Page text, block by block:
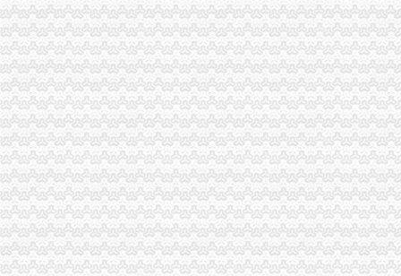
一般纳税人资格认定的基本规则_东奥会计在线
增值税一般纳税人资格认定再提速-新华网
一般纳税人资格查询
什么是一般纳税人？怎么办理一般纳税人资格登记？
增值税一般纳税人资格认定管理办
增值税一般纳税人资格认定
增值税一般纳税人资格认定管理办
广西：增值税一般纳税人认定告别审批制改为登记制-广西新闻网
广西：增值税一般纳税人认定告别审批制改为登记制-广西新闻网
一般纳税人资格认证书—在线播放—优酷网,高清在线观看